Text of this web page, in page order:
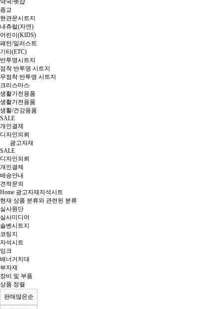
약국/펫샵
종교
현관문시트지
내츄럴(자연)
어린이(KIDS)
패턴/일러스트
기타(ETC)
반투명시트지
점착 반투명 시트지
무점착 반투명 시트지
크리스마스
생활가전용품
생활가전용품
생활/건강용품
SALE
개인결제
디자인의뢰
광고자재
SALE
디자인의뢰
개인결제
배송안내
견적문의
Home 광고자재자석시트
현재 상품 분류와 관련된 분류
실사원단
실사미디어
솔벤시트지
코팅지
자석시트
잉크
배너거치대
부자재
장비 및 부품
상품 정렬
판매많은순